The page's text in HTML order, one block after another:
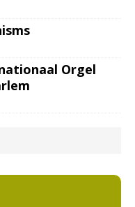
Orgel